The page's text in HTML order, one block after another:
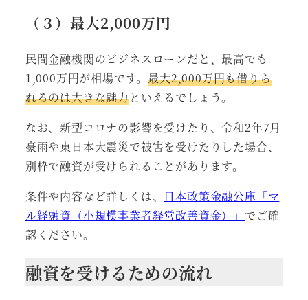
（３）最大2,000万円
民間金融機関のビジネスローンだと、最高でも
1,000万円が相場です。最大2,000万円も借りら
れるのは大きな魅力といえるでしょう。
なお、新型コロナの影響を受けたり、令和2年7月
豪雨や東日本大震災で被害を受けたりした場合、
別枠で融資が受けられることがあります。
条件や内容など詳しくは、
日本政策金融公庫「マ
ル経融資（小規模事業者経営改善資金）」 でご確
認ください。
融資を受けるための流れ